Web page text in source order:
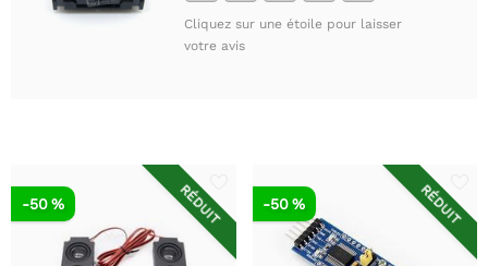
Cliquez sur une étoile pour laisser
votre avis
RÉDUIT
-50 % RÉDUIT
-50 %